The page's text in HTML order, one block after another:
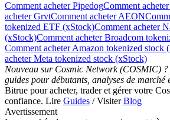
Comment acheter PipedogComment
acheter GrvtComment acheter AEON
tokenized ETF (xStock)Comment acheter
(xStock)Comment acheter Broadcom
Comment acheter Amazon tokenized stock
acheter Meta tokenized stock (xStock)
Nouveau sur Cosmic Network (COSMIC) ?
guides pour débutants, analyses de marché
Bitrue pour acheter, trader et gérer votre
confiance. Lire Guides / VisiterBlog
Avertissement